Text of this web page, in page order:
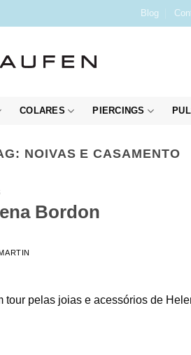
Blog
COLARES PIERCINGS
NOIVAS E CASAMENTO
Bordon
tour pelas joias e acessórios de